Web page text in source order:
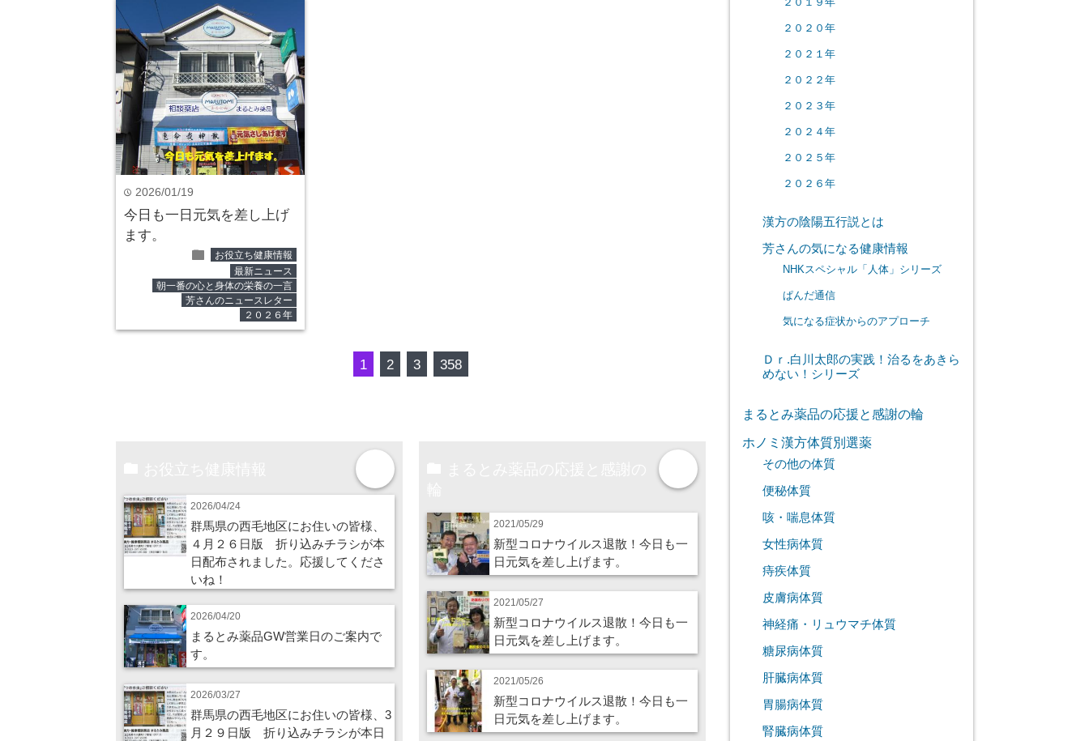
time 2026/01/19
今日も一日元気を差し上げ
ます。
folder
お役立ち健康情報
最新ニュース
朝一番の心と身体の栄養の一言
芳さんのニュースレター
２０２６年
1 2 3 358
2026/04/24
群馬県の西毛地区にお住いの皆様、
４月２６日版 折り込みチラシが本
日配布されました。応援してくださ
いね！
2026/04/20
まるとみ薬品GW営業日のご案内で
す。
2026/03/27
群馬県の西毛地区にお住いの皆様、3
月２９日版 折り込みチラシが本日
2021/05/29
新型コロナウイルス退散！今日も一
日元気を差し上げます。
2021/05/27
新型コロナウイルス退散！今日も一
日元気を差し上げます。
2021/05/26
新型コロナウイルス退散！今日も一
日元気を差し上げます。
２０２０年
２０２１年
２０２２年
２０２３年
２０２４年
２０２５年
２０２６年
漢方の陰陽五行説とは
芳さんの気になる健康情報
NHKスペシャル「人体」シリーズ
ぱんだ通信
気になる症状からのアプローチ
Ｄｒ.白川太郎の実践！治るをあきら
めない！シリーズ
まるとみ薬品の応援と感謝の輪
ホノミ漢方体質別選薬
その他の体質
便秘体質
咳・喘息体質
女性病体質
痔疾体質
皮膚病体質
神経痛・リュウマチ体質
糖尿病体質
肝臓病体質
胃腸病体質
腎臓病体質